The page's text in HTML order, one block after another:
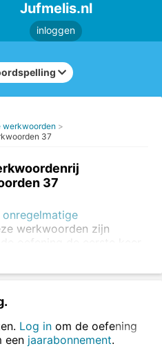
Jufmelis.nl
inloggen
werkwoorden
37
37
onregelmatige
werkwoorden zijn
oefening de eerste keer
werkwoorden
werkwoorden
werkwoord in.
Log in om de oefening
een jaarabonnement.